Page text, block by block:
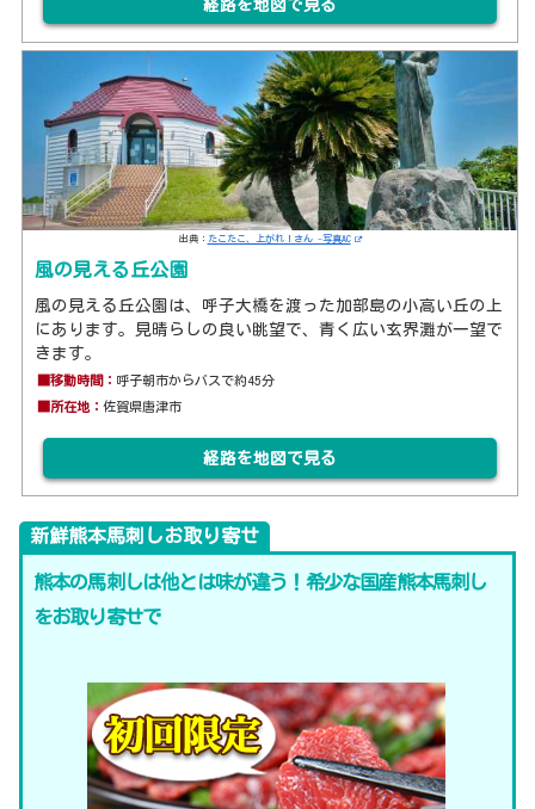
経路を地図で見る
出典： たこたこ、上がれ！さん -写真AC
風の見える丘公園
風の見える丘公園は、呼子大橋を渡った加部島の小高い丘の上
にあります。見晴らしの良い眺望で、青く広い玄界灘が一望で
きます。
■移動時間： 呼子朝市からバスで約45分
■所在地：佐賀県唐津市
経路を地図で見る
新鮮熊本馬刺しお取り寄せ
熊本の馬刺しは他とは味が違う！希少な国産熊本馬刺し
をお取り寄せで